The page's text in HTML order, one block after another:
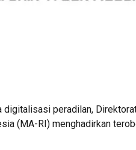
digitalisasi peradilan,
(MA-RI) menghadirkan